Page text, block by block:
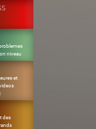
niveau
et
des